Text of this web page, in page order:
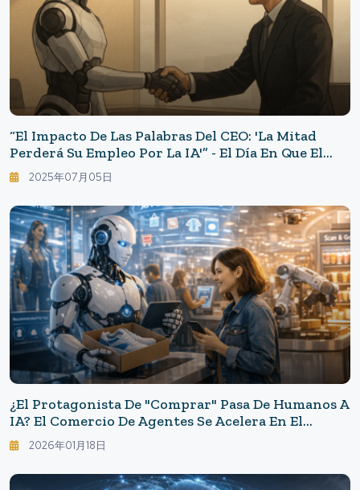
“El Impacto De Las Palabras Del CEO: 'La Mitad
Perderá Su Empleo Por La IA'” - El Día En Que El
Futuro Del Trabajo Comenzó A Cambiar
2025年07月05日
¿El Protagonista De "comprar" Pasa De Humanos A
IA? El Comercio De Agentes Se Acelera En El
Festival Minorista
2026年01月18日